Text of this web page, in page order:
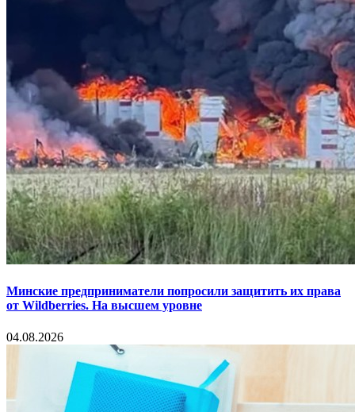
Минские предприниматели попросили защитить их права
от Wildberries. На высшем уровне
04.08.2026